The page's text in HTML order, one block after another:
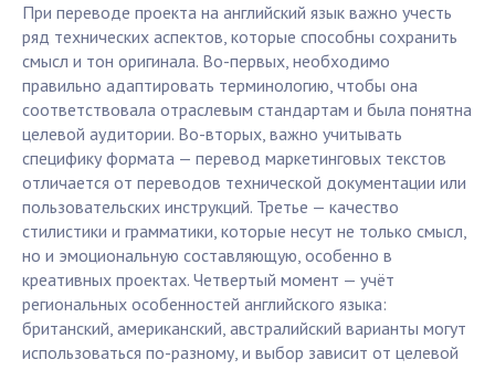
При переводе проекта на английский язык важно учесть
ряд технических аспектов, которые способны сохранить
смысл и тон оригинала. Во-первых, необходимо
правильно адаптировать терминологию, чтобы она
соответствовала отраслевым стандартам и была понятна
целевой аудитории. Во-вторых, важно учитывать
специфику формата — перевод маркетинговых текстов
отличается от переводов технической документации или
пользовательских инструкций. Третье — качество
стилистики и грамматики, которые несут не только смысл,
но и эмоциональную составляющую, особенно в
креативных проектах. Четвертый момент — учёт
региональных особенностей английского языка:
британский, американский, австралийский варианты могут
использоваться по-разному, и выбор зависит от целевой